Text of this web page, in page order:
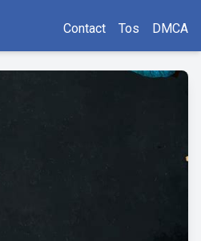
Contact Tos DMCA